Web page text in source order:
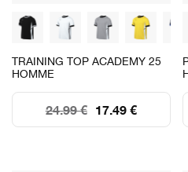
TRAINING TOP ACADEMY 25
HOMME
17.49 €
24.99 €